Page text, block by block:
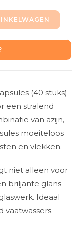
(40 stuks)
een stralend
van azijn,
moeiteloos
en vlekken.
niet alleen voor
briljante glans
Ideaal
vaatwassers.